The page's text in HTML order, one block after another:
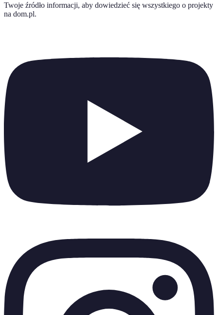
Twoje źródło informacji, aby dowiedzieć się wszystkiego o projekty
na dom.pl.